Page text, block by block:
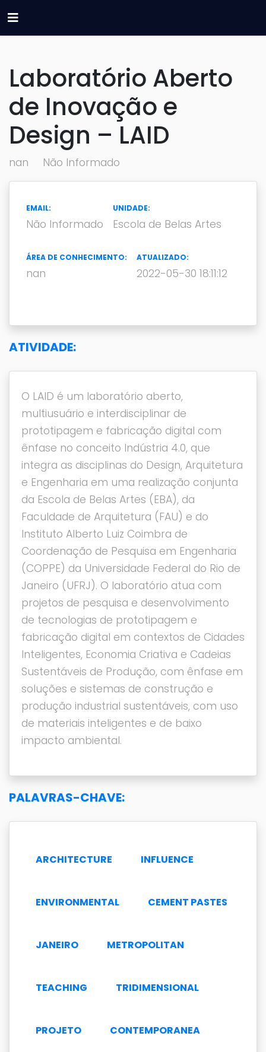
Laboratório Aberto
de Inovação e
Design – LAID
nan Não Informado
EMAIL:
Não Informado
UNIDADE:
Escola de Belas Artes
ÁREA DE CONHECIMENTO:
nan
ATUALIZADO:
2022-05-30 18:11:12
ATIVIDADE:
O LAID é um laboratório aberto,
multiusuário e interdisciplinar de
prototipagem e fabricação digital com
ênfase no conceito Indústria 4.0, que
integra as disciplinas do Design, Arquitetura
e Engenharia em uma realização conjunta
da Escola de Belas Artes (EBA), da
Faculdade de Arquitetura (FAU) e do
Instituto Alberto Luiz Coimbra de
Coordenação de Pesquisa em Engenharia
(COPPE) da Universidade Federal do Rio de
Janeiro (UFRJ). O laboratório atua com
projetos de pesquisa e desenvolvimento
de tecnologias de prototipagem e
fabricação digital em contextos de Cidades
Inteligentes, Economia Criativa e Cadeias
Sustentáveis de Produção, com ênfase em
soluções e sistemas de construção e
produção industrial sustentáveis, com uso
de materiais inteligentes e de baixo
impacto ambiental.
PALAVRAS-CHAVE:
ARCHITECTURE INFLUENCE
ENVIRONMENTAL CEMENT PASTES
JANEIRO METROPOLITAN
TEACHING TRIDIMENSIONAL
PROJETO CONTEMPORANEA